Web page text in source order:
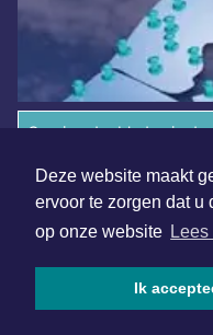
Deze website maakt
ervoor te zorgen dat u
op onze website
Ik
Overige dagbladen in de
Algemene voorwaarden
Disclaimer